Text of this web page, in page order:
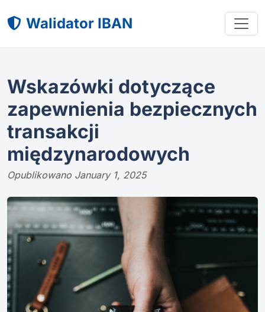
Walidator IBAN
Wskazówki dotyczące
zapewnienia bezpiecznych
transakcji
międzynarodowych
Opublikowano January 1, 2025